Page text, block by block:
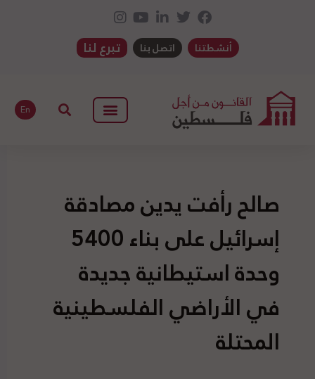
أنشطتنا اتصل بنا تبرع لنا
En
صالح رأفت يدين مصادقة
إسرائيل على بناء 5400
وحدة استيطانية جديدة
في الأراضي الفلسطينية
المحتلة